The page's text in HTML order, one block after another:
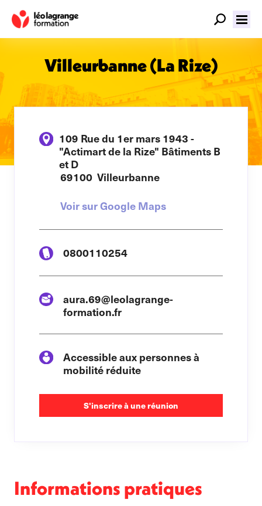
Villeurbanne (La Rize)
Informations pratiques
109 Rue du 1er mars 1943 -
"Actimart de la Rize" Bâtiments B
et D
69100 Villeurbanne
Voir sur Google Maps
0800110254
aura.69@leolagrange-
formation.fr
Accessible aux personnes à
mobilité réduite
S'inscrire à une réunion